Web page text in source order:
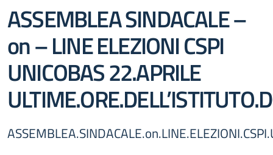
ASSEMBLEA SINDACALE –
on – LINE ELEZIONI CSPI
UNICOBAS 22.APRILE